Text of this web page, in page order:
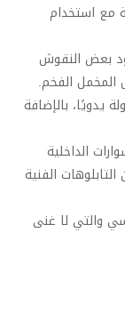
مع استخدام
بعض النقوش
الفخم.
يدويًا، بالإضافة
الداخلية
الفنية
والتي لا غنى